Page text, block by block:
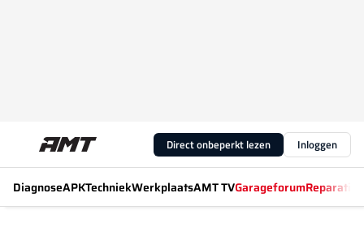
Direct onbeperkt lezen Inloggen
DiagnoseAPKTechniekWerkplaatsAMT TVGarageforum